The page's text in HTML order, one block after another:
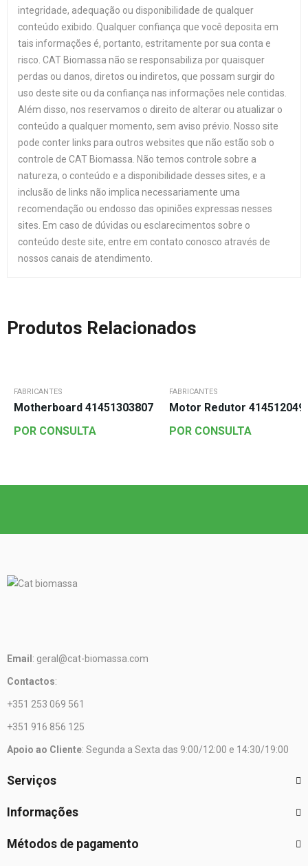
integridade, adequação ou disponibilidade de qualquer
conteúdo exibido. Qualquer confiança que você deposita em
tais informações é, portanto, estritamente por sua conta e
risco. CAT Biomassa não se responsabiliza por quaisquer
perdas ou danos, diretos ou indiretos, que possam surgir do
uso deste site ou da confiança nas informações nele contidas.
Além disso, nos reservamos o direito de alterar ou atualizar o
conteúdo a qualquer momento, sem aviso prévio. Nosso site
pode conter links para outros websites que não estão sob o
controle de CAT Biomassa. Não temos controle sobre a
natureza, o conteúdo e a disponibilidade desses sites, e a
inclusão de links não implica necessariamente uma
recomendação ou endosso das opiniões expressas nesses
sites. Em caso de dúvidas ou esclarecimentos sobre o
conteúdo deste site, entre em contato conosco através de
nossos canais de atendimento.
Produtos Relacionados
FABRICANTES
Motherboard 41451303807
POR CONSULTA
FABRICANTES
Motor Redutor
POR CONSULTA
Email : geral@cat-biomassa.com
Contactos:
+351 253 069 561
+351 916 856 125
Apoio ao Cliente: Segunda a Sexta das 9:00/12:00 e 14:30/19:00
Serviços
Informações
Métodos de pagamento